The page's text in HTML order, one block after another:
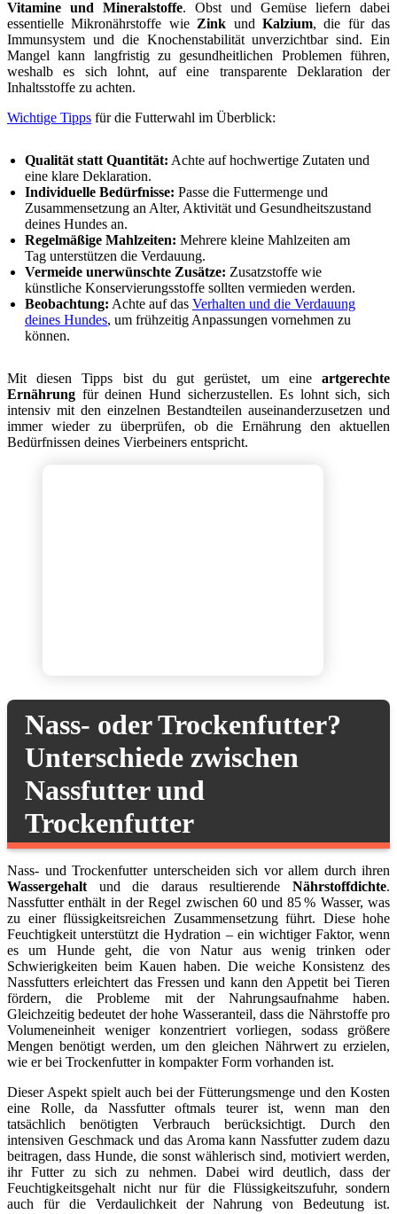
Vitamine und Mineralstoffe. Obst und Gemüse liefern dabei
essentielle Mikronährstoffe wie Zink und Kalzium, die für das
Immunsystem und die Knochenstabilität unverzichtbar sind. Ein
Mangel kann langfristig zu gesundheitlichen Problemen führen,
weshalb es sich lohnt, auf eine transparente Deklaration der
Inhaltsstoffe zu achten.
Wichtige Tipps für die Futterwahl im Überblick:
Qualität statt Quantität: Achte auf hochwertige Zutaten und
eine klare Deklaration.
Individuelle Bedürfnisse: Passe die Futtermenge und
Zusammensetzung an Alter, Aktivität und Gesundheitszustand
deines Hundes an.
Regelmäßige Mahlzeiten: Mehrere kleine Mahlzeiten am
Tag unterstützen die Verdauung.
Vermeide unerwünschte Zusätze: Zusatzstoffe wie
künstliche Konservierungsstoffe sollten vermieden werden.
Beobachtung: Achte auf das Verhalten und die Verdauung
deines Hundes, um frühzeitig Anpassungen vornehmen zu
können.
Mit diesen Tipps bist du gut gerüstet, um eine artgerechte
Ernährung für deinen Hund sicherzustellen. Es lohnt sich, sich
intensiv mit den einzelnen Bestandteilen auseinanderzusetzen und
immer wieder zu überprüfen, ob die Ernährung den aktuellen
Bedürfnissen deines Vierbeiners entspricht.
Nass- oder Trockenfutter?
Unterschiede zwischen
Nassfutter und
Trockenfutter
Nass- und Trockenfutter unterscheiden sich vor allem durch ihren
Wassergehalt und die daraus resultierende Nährstoffdichte.
Nassfutter enthält in der Regel zwischen 60 und 85 % Wasser, was
zu einer flüssigkeitsreichen Zusammensetzung führt. Diese hohe
Feuchtigkeit unterstützt die Hydration – ein wichtiger Faktor, wenn
es um Hunde geht, die von Natur aus wenig trinken oder
Schwierigkeiten beim Kauen haben. Die weiche Konsistenz des
Nassfutters erleichtert das Fressen und kann den Appetit bei Tieren
fördern, die Probleme mit der Nahrungsaufnahme haben.
Gleichzeitig bedeutet der hohe Wasseranteil, dass die Nährstoffe pro
Volumeneinheit weniger konzentriert vorliegen, sodass größere
Mengen benötigt werden, um den gleichen Nährwert zu erzielen,
wie er bei Trockenfutter in kompakter Form vorhanden ist.
Dieser Aspekt spielt auch bei der Fütterungsmenge und den Kosten
eine Rolle, da Nassfutter oftmals teurer ist, wenn man den
tatsächlich benötigten Verbrauch berücksichtigt. Durch den
intensiven Geschmack und das Aroma kann Nassfutter zudem dazu
beitragen, dass Hunde, die sonst wählerisch sind, motiviert werden,
ihr Futter zu sich zu nehmen. Dabei wird deutlich, dass der
Feuchtigkeitsgehalt nicht nur für die Flüssigkeitszufuhr, sondern
auch für die Verdaulichkeit der Nahrung von Bedeutung ist.